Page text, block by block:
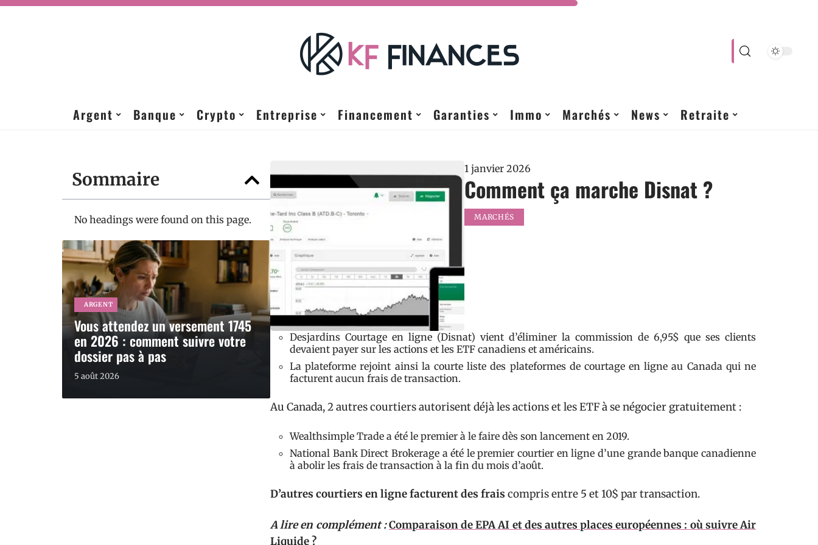
Argent Banque Crypto Entreprise Financement Garanties Immo Marchés News Retraite
Sommaire
No headings were found on this page.
ARGENT
Vous attendez un versement 1745
en 2026 : comment suivre votre
dossier pas à pas
5 août 2026
1 janvier 2026
Comment ça marche Disnat ?
MARCHÉS
Desjardins Courtage en ligne (Disnat) vient d’éliminer la commission de 6,95$ que ses clients
devaient payer sur les actions et les ETF canadiens et américains.
La plateforme rejoint ainsi la courte liste des plateformes de courtage en ligne au Canada qui ne
facturent aucun frais de transaction.
Au Canada, 2 autres courtiers autorisent déjà les actions et les ETF à se négocier gratuitement :
Wealthsimple Trade a été le premier à le faire dès son lancement en 2019.
National Bank Direct Brokerage a été le premier courtier en ligne d’une grande banque canadienne
à abolir les frais de transaction à la fin du mois d’août.
D’autres courtiers en ligne facturent des frais compris entre 5 et 10$ par transaction.
A lire en complément :Comparaison de EPA AI et des autres places européennes : où suivre Air
Liquide ?